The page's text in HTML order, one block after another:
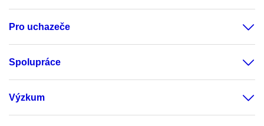
Pro uchazeče
Spolupráce
Výzkum